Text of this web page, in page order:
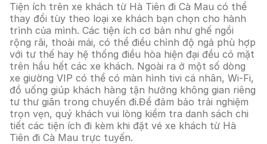
Tiện ích trên xe khách từ Hà Tiên đi Cà Mau có thể
thay đổi tùy theo loại xe khách bạn chọn cho hành
trình của mình. Các tiện ích cơ bản như ghế ngồi
rộng rãi, thoải mái, có thể điều chỉnh độ ngả phù hợp
với tư thế hay hệ thống điều hòa hiện đại đều có mặt
trên hầu hết các xe khách. Ngoài ra ở một số dòng
xe giường VIP có thể có màn hình tivi cá nhân, Wi-Fi,
đồ uống giúp khách hàng tận hưởng không gian riêng
tư thư giãn trong chuyến đi.Để đảm bảo trải nghiệm
trọn vẹn, quý khách vui lòng kiểm tra danh sách chi
tiết các tiện ích đi kèm khi đặt vé xe khách từ Hà
Tiên đi Cà Mau trực tuyến.